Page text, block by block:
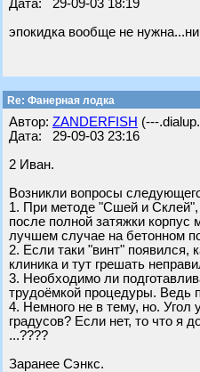
Дата: 29-09-03 18:19
эпокидка вообще не
Re: Фанерная лодка
Автор: ZANDERFISH (---
Дата: 29-09-03 23:16
2 Иван.
Возникли вопросы
1. При методе "Сшей и
после полной затяжки корпус
лучшем случае на бетонном
2. Если таки "винт" появился,
клиника и тут грешать
3. Необходимо ли
трудоёмкой процедуры. Ведь
4. Немного не в тему, но. Угол
градусов? Если нет, то что я
...????
Заранее Сэнкс.